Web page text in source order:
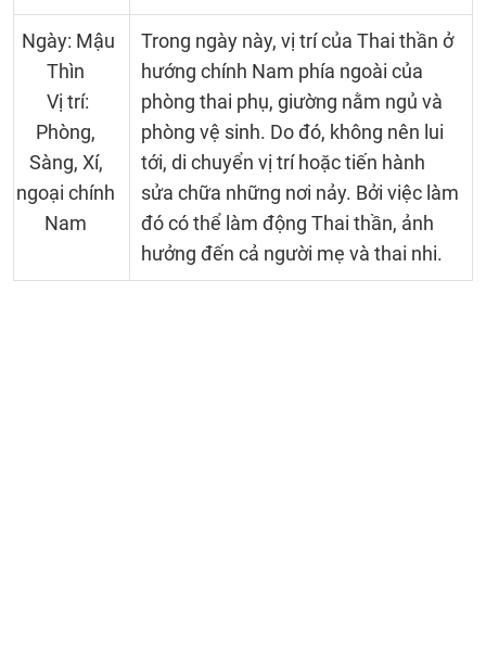
Ngày: Mậu
Thìn
Vị trí:
Phòng,
Sàng, Xí,
ngoại chính
Nam
Trong ngày này, vị trí của Thai thần ở
hướng chính Nam phía ngoài của
phòng thai phụ, giường nằm ngủ và
phòng vệ sinh. Do đó, không nên lui
tới, di chuyển vị trí hoặc tiến hành
sửa chữa những nơi nảy. Bởi việc làm
đó có thể làm động Thai thần, ảnh
hưởng đến cả người mẹ và thai nhi.